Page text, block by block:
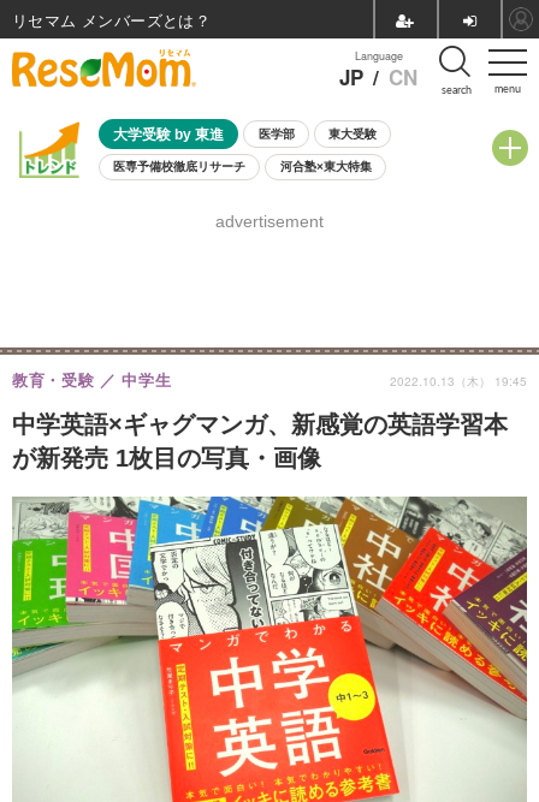
menu
Language
JP / CN search
大学受験 by 東進 医学部 東大受験
医専予備校徹底リサーチ 河合塾×東大特集
8月開催学校説明会・相談会
advertisement
中学英語×ギャグマンガ、新感覚の英語学習本
が新発売 1枚目の写真・画像
教育・受験 中学生 2022.10.13（木） 19:45
リセマム メンバーズ